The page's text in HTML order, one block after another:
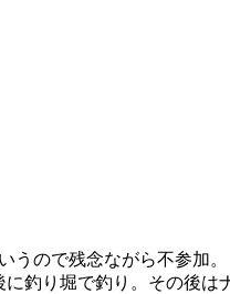
うので残念ながら不参加。
釣り堀で釣り。その後は